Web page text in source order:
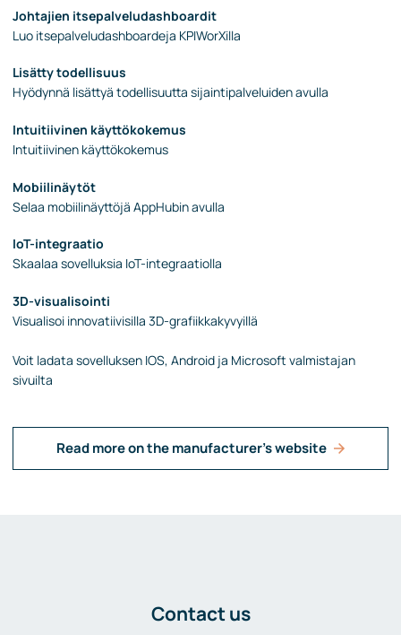
Johtajien itsepalveludashboardit
Luo itsepalveludashboardeja KPIWorXilla
Lisätty todellisuus
Hyödynnä lisättyä todellisuutta sijaintipalveluiden avulla
Intuitiivinen käyttökokemus
Intuitiivinen käyttökokemus
Mobiilinäytöt
Selaa mobiilinäyttöjä AppHubin avulla
IoT-integraatio
Skaalaa sovelluksia IoT-integraatiolla
3D-visualisointi
Visualisoi innovatiivisilla 3D-grafiikkakyvyillä
Voit ladata sovelluksen IOS, Android ja Microsoft valmistajan
sivuilta
Read more on the manufacturer's website
Contact us